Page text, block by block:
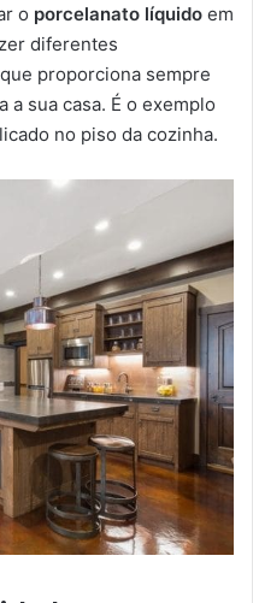
o porcelanato líquido em
diferentes
proporciona sempre
a sua casa. É o exemplo
no piso da cozinha.